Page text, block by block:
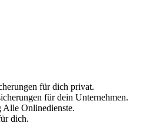
für dich privat.
für dein Unternehmen.
Alle Onlinedienste.
dich.